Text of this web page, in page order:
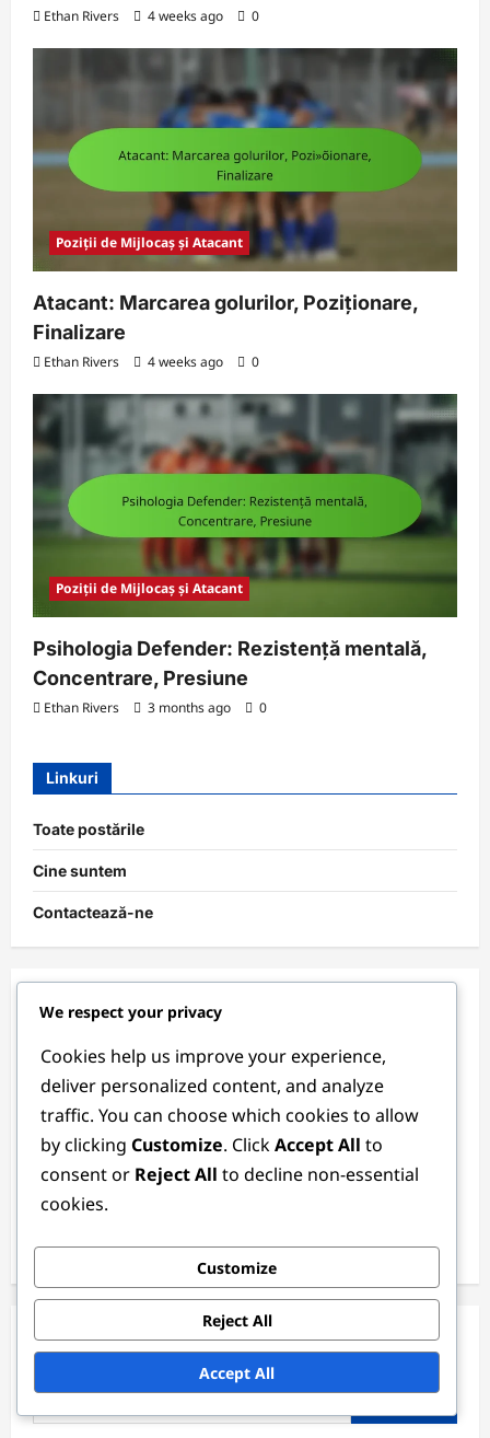
Ethan Rivers 4 weeks ago 0
Poziții de Mijlocaș și Atacant
Atacant: Marcarea golurilor, Poziționare,
Finalizare
Ethan Rivers 4 weeks ago 0
Poziții de Mijlocaș și Atacant
Psihologia Defender: Rezistență mentală,
Concentrare, Presiune
Ethan Rivers 3 months ago 0
Linkuri
Toate postările
Cine suntem
Contactează-ne
Articole recente
Portar: Oprirea șuturilor, Distribuția, Poziționarea
Specialist în Penalizări: Concentrare, Anticipare, Abilități
de Scufundare
Club Defender: Loialitate, Performanță, Contracte
Defender Profesional: Experiență, Tactici, Reziliență
Istoria Defender: Evoluție, Legende, Repere
Căutare
Search
for:
We respect your privacy
Cookies help us improve your experience,
deliver personalized content, and analyze
traffic. You can choose which cookies to allow
by clicking Customize. ClickAccept All to
consent or Reject All to decline non-essential
cookies.
Customize
Reject All
Accept All